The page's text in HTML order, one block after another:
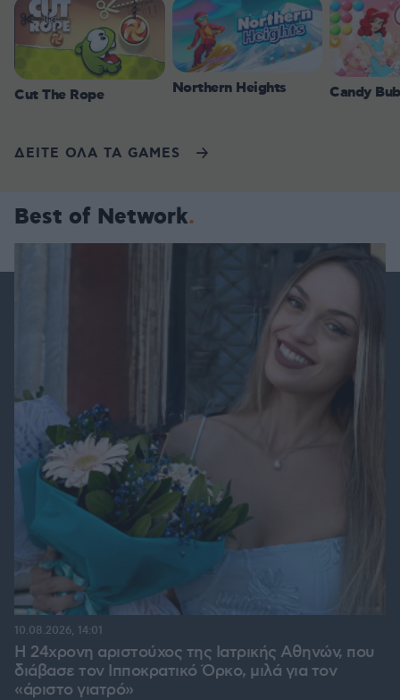
Cut The Rope Northern Heights Candy
ΔΕΙΤΕ ΟΛΑ ΤΑ GAMES
Best of Network
Η 24χρονη αριστούχος της Ιατρικής Αθηνών, που
διάβασε τον Ιπποκρατικό Όρκο, μιλά για τον
«άριστο γιατρό»
10.08.2026, 14:01